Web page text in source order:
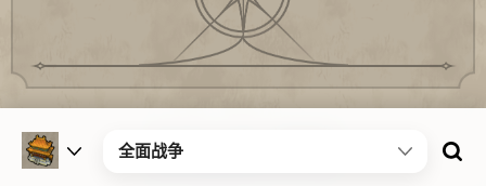
粤ICP备2025423477号
全面战争